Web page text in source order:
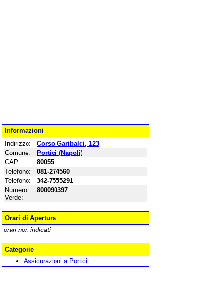
Informazioni
Indirizzo:
Corso Garibaldi, 123
Comune:
Portici (Napoli)
CAP:
80055
Telefono:
081-274560
Telefono:
342-7555291
Numero
Verde:
800090397
Orari di Apertura
orari non indicati
Categorie
Assicurazioni a Portici